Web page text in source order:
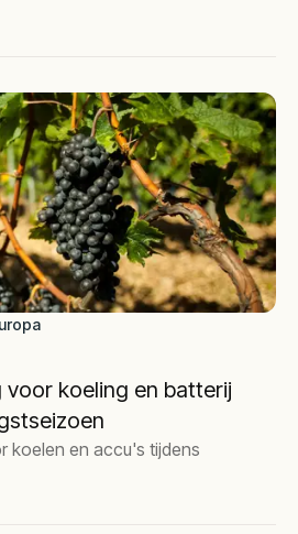
voor koeling en batterij
koelen en accu's tijdens